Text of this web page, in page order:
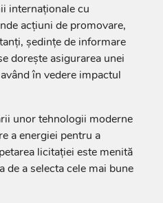
internaționale cu
acțiuni de promovare,
ședințe de informare
dorește asigurarea unei
în vedere impactul
unor tehnologii moderne
a energiei pentru a
licitației este menită
a selecta cele mai bune